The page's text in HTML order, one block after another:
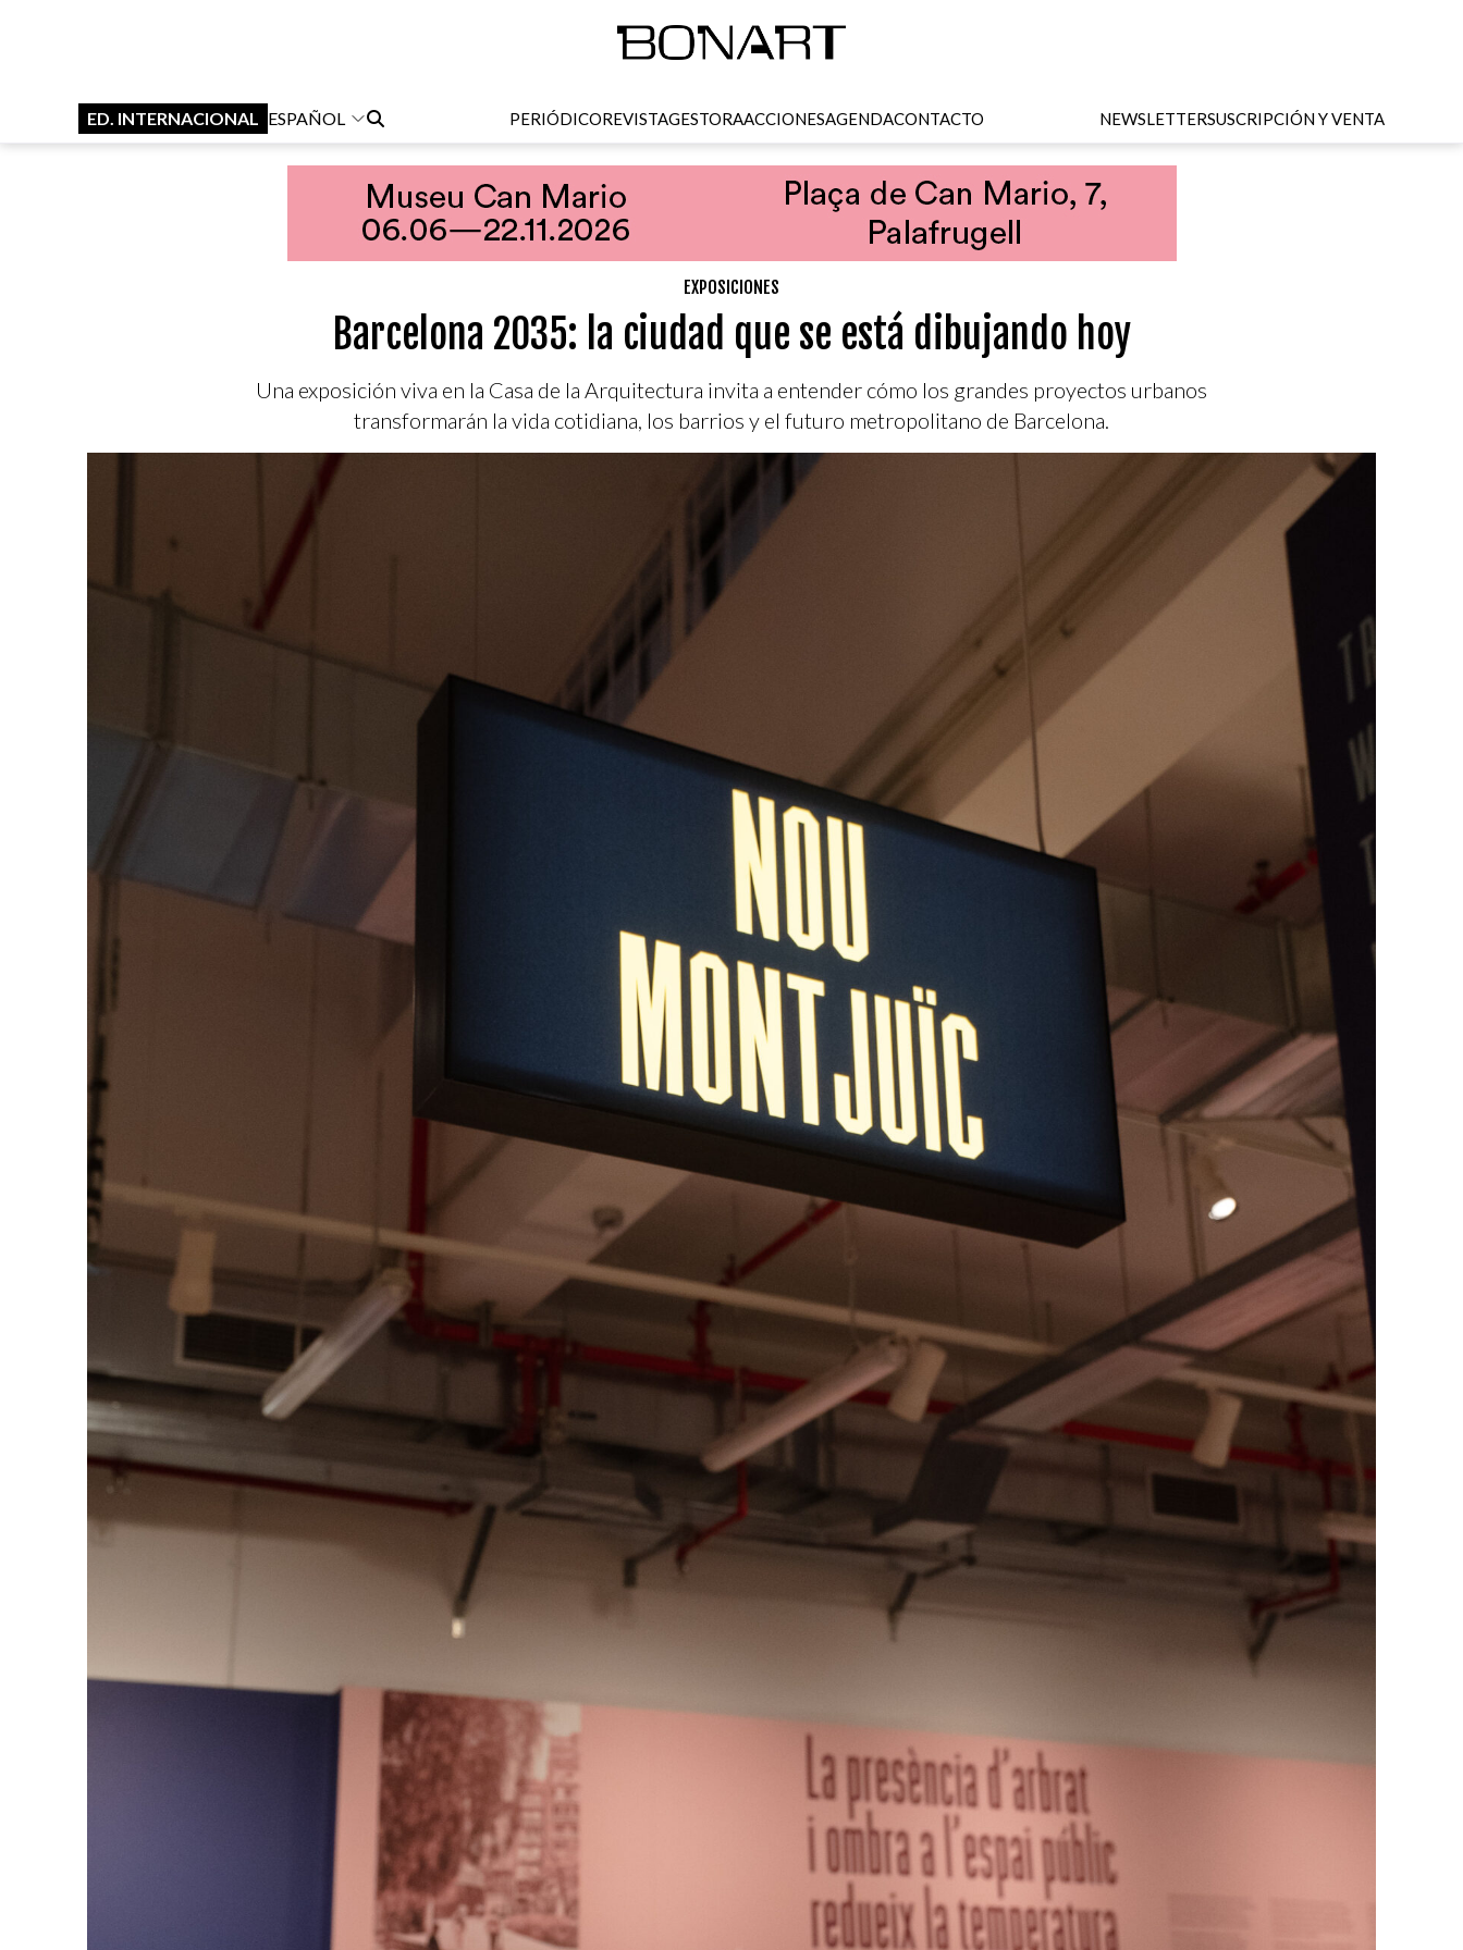
ED. INTERNACIONAL ESPAÑOL PERIÓDICOREVISTAGESTORAACCIONESAGENDACONTACTO NEWSLETTERSUSCRIPCIÓN Y VENTA
EXPOSICIONES
Barcelona 2035: la ciudad que se está dibujando hoy
Una exposición viva en la Casa de la Arquitectura invita a entender cómo los grandes proyectos urbanos
transformarán la vida cotidiana, los barrios y el futuro metropolitano de Barcelona.